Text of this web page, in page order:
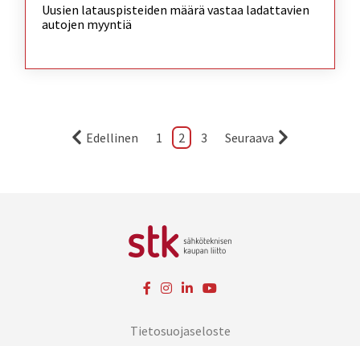
Uusien latauspisteiden määrä vastaa ladattavien
autojen myyntiä
Edellinen 1 2 3 Seuraava
Tietosuojaseloste